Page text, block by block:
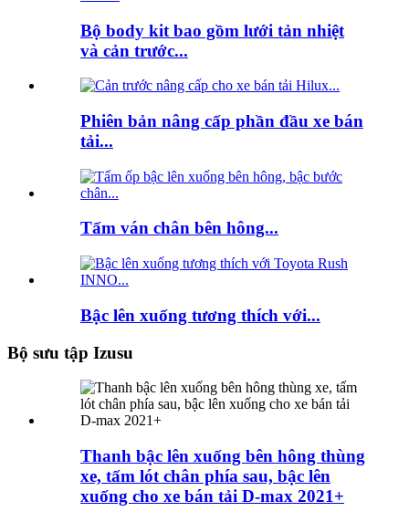
Bộ body kit bao gồm lưới tản nhiệt
và cản trước...
Phiên bản nâng cấp phần đầu xe bán
tải...
Tấm ván chân bên hông...
Bậc lên xuống tương thích với...
Bộ sưu tập Izusu
Thanh bậc lên xuống bên hông thùng
xe, tấm lót chân phía sau, bậc lên
xuống cho xe bán tải D-max 2021+